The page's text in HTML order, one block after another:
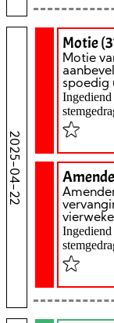
2025-04-22
Motie
Motie
spoedig